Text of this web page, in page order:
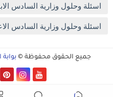
اسئلة وحلول وزارية السادس
اسئلة وحلول وزارية السادس
جميع الحقوق محفوظة ©